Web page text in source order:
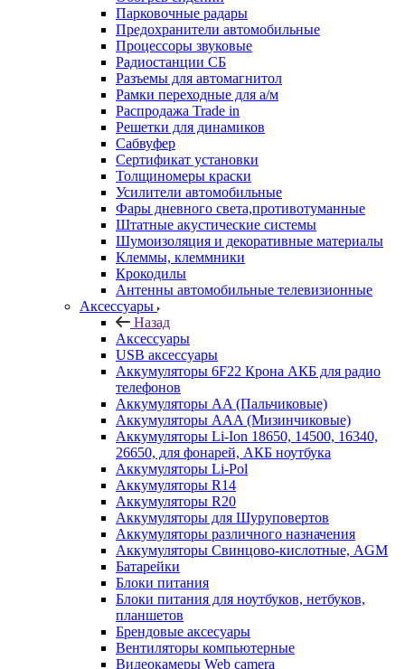
Парковочные радары
Предохранители автомобильные
Процессоры звуковые
Радиостанции СБ
Разъемы для автомагнитол
Рамки переходные для а/м
Распродажа Trade in
Решетки для динамиков
Сабвуфер
Сертификат установки
Толщиномеры краски
Усилители автомобильные
Фары дневного света,противотуманные
Штатные акустические системы
Шумоизоляция и декоративные материалы
Клеммы, клеммники
Крокодилы
Антенны автомобильные телевизионные
Аксессуары
Назад
Аксессуары
USB аксессуары
Аккумуляторы 6F22 Крона АКБ для радио
телефонов
Аккумуляторы AA (Пальчиковые)
Аккумуляторы AAA (Мизинчиковые)
Аккумуляторы Li-Ion 18650, 14500, 16340,
26650, для фонарей, АКБ ноутбука
Аккумуляторы Li-Pol
Аккумуляторы R14
Аккумуляторы R20
Аккумуляторы для Шуруповертов
Аккумуляторы различного назначения
Аккумуляторы Свинцово-кислотные, AGM
Батарейки
Блоки питания
Блоки питания для ноутбуков, нетбуков,
планшетов
Брендовые аксесуары
Вентиляторы компьютерные
Видеокамеры Web camera